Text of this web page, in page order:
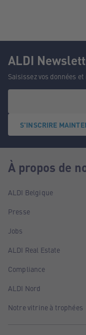
ALDI
Saisissez vos données
S'INSCRIRE
À propos de
ALDI Belgique
Presse
Jobs
ALDI Real Estate
Compliance
ALDI Nord
Notre vitrine à trophées